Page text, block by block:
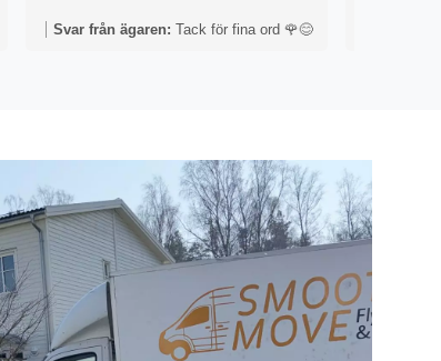
Svar från ägaren: Tack för fina ord 🌹😊